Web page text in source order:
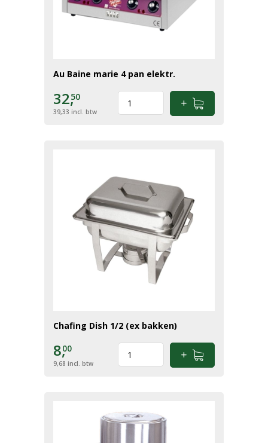
Au Baine marie 4 pan elektr.
32,50
39,33 incl. btw
Chafing Dish 1/2 (ex bakken)
8,00
9,68 incl. btw